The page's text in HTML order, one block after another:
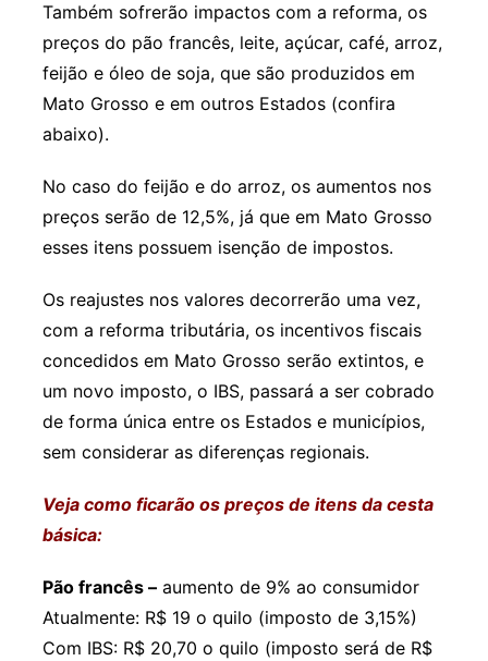
Também sofrerão impactos com a reforma, os
preços do pão francês, leite, açúcar, café, arroz,
feijão e óleo de soja, que são produzidos em
Mato Grosso e em outros Estados (confira
abaixo).
No caso do feijão e do arroz, os aumentos nos
preços serão de 12,5%, já que em Mato Grosso
esses itens possuem isenção de impostos.
Os reajustes nos valores decorrerão uma vez,
com a reforma tributária, os incentivos fiscais
concedidos em Mato Grosso serão extintos, e
um novo imposto, o IBS, passará a ser cobrado
de forma única entre os Estados e municípios,
sem considerar as diferenças regionais.
Veja como ficarão os preços de itens da cesta
básica:
Pão francês –aumento de 9% ao consumidor
Atualmente: R$ 19 o quilo (imposto de 3,15%)
Com IBS: R$ 20,70 o quilo (imposto será de R$